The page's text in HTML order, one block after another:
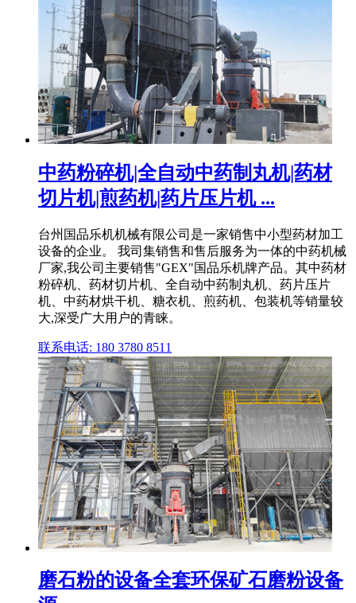
中药粉碎机|全自动中药制丸机|药材
切片机|煎药机|药片压片机 ...
台州国品乐机机械有限公司是一家销售中小型药材加工
设备的企业。 我司集销售和售后服务为一体的中药机械
厂家,我公司主要销售"GEX"国品乐机牌产品。其中药材
粉碎机、药材切片机、全自动中药制丸机、药片压片
机、中药材烘干机、糖衣机、煎药机、包装机等销量较
大,深受广大用户的青睐。
联系电话: 180 3780 8511
磨石粉的设备全套环保矿石磨粉设备